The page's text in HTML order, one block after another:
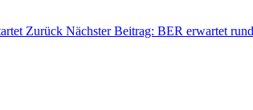
Zurück Nächster Beitrag: BER erwartet